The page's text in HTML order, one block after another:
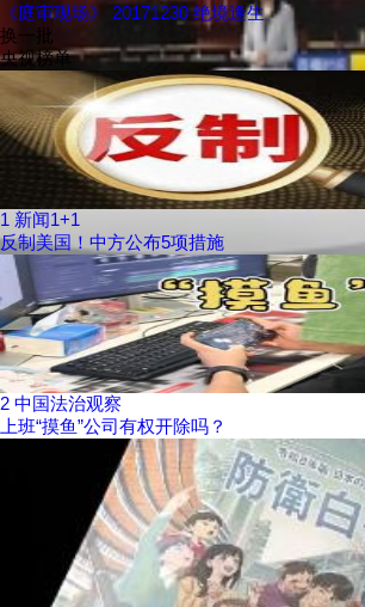
《庭审现场》 20171230 绝境逢生
换一批
央视榜单
1 新闻1+1
反制美国！中方公布5项措施
2 中国法治观察
上班“摸鱼”公司有权开除吗？